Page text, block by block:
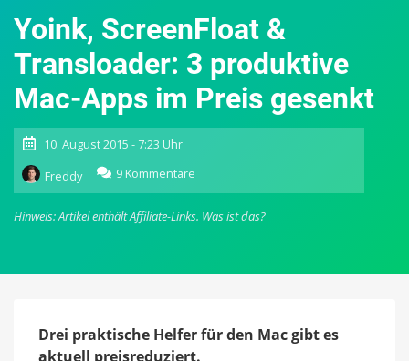
Yoink, ScreenFloat &
Transloader: 3 produktive
Mac-Apps im Preis gesenkt
10. August 2015 - 7:23 Uhr
Freddy
9 Kommentare
Yoink,
ScreenFloat
&
produktive
im
Hinweis: Artikel enthält Affiliate-Links. Was ist das?
Drei praktische Helfer für den Mac gibt es
aktuell preisreduziert.